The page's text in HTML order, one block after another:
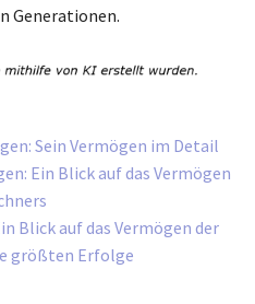
Generationen.
Sein Vermögen im Detail
Ein Blick auf das Vermögen
Blick auf das Vermögen der
größten Erfolge